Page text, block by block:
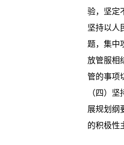
验，坚定
坚持以人
题，集中
放管服相
管的事项
（四）
展规划纲
的积极性